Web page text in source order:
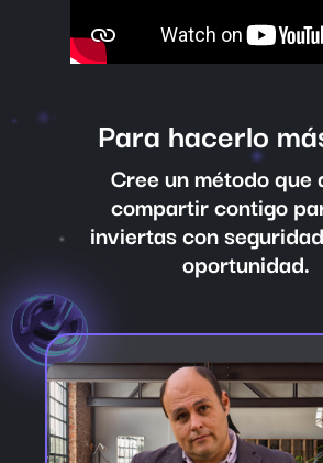
Para hacerlo
Cree un método que
compartir contigo
inviertas con
oportunidad.